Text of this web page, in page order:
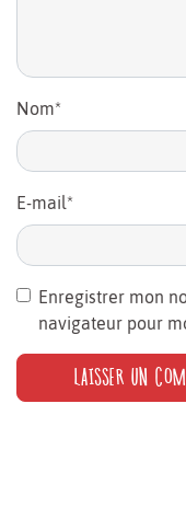
Nom*
E-mail *
Enregistrer mon
navigateur pour